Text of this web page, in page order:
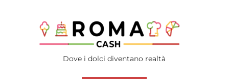
Dove i dolci diventano realtà